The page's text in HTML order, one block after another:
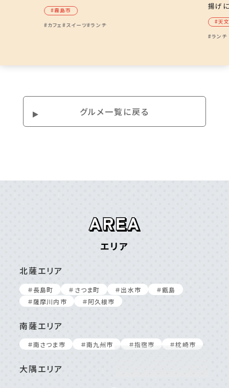
Instagram
@cafe_palpito
Instagram – エフ洋菓店
Instagram – Cucina veritas
ホームぺージ
#霧島市
#カフェ #スイーツ#ランチ
揚げ
#天
#ランチ
グルメ⼀覧に戻る
エリア
北薩エリア
＃⻑島町 ＃さつま町 ＃出⽔市
＃甑島
＃薩摩川内市
＃阿久根市
南薩エリア
＃南さつま市 ＃南九州市 ＃指宿市 ＃枕崎市
大隅エリア